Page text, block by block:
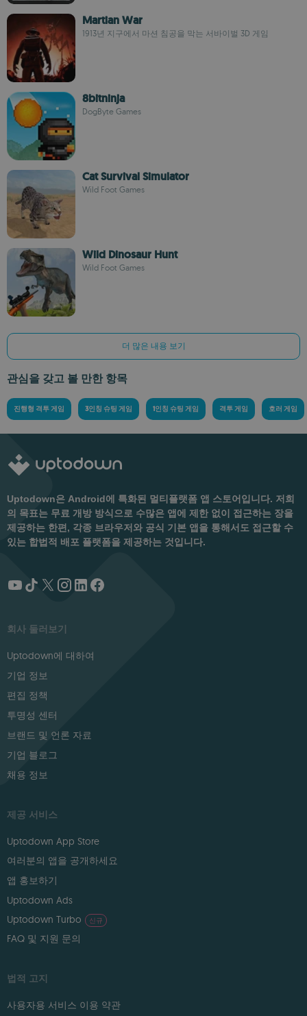
Martian War
1913년 지구에서 마션 침공을 막는 서바이벌 3D 게임
8bitninja
DogByte Games
Cat Survival Simulator
Wild Foot Games
Wild Dinosaur Hunt
Wild Foot Games
더 많은 내용 보기
관심을 갖고 볼 만한 항목
진행형 격투 게임 3인칭 슈팅 게임 1인칭 슈팅 게임 격투 게임 호러 게임
Uptodown은 Android에 특화된 멀티플랫폼 앱 스토어입니다. 저희
의 목표는 무료 개방 방식으로 수많은 앱에 제한 없이 접근하는 장을
제공하는 한편, 각종 브라우저와 공식 기본 앱을 통해서도 접근할 수
있는 합법적 배포 플랫폼을 제공하는 것입니다.
회사 둘러보기
Uptodown에 대하여
기업 정보
편집 정책
투명성 센터
브랜드 및 언론 자료
기업 블로그
채용 정보
제공 서비스
Uptodown App Store
여러분의 앱을 공개하세요
앱 홍보하기
Uptodown Ads
Uptodown Turbo
신규
FAQ 및 지원 문의
법적 고지
사용자용 서비스 이용 약관